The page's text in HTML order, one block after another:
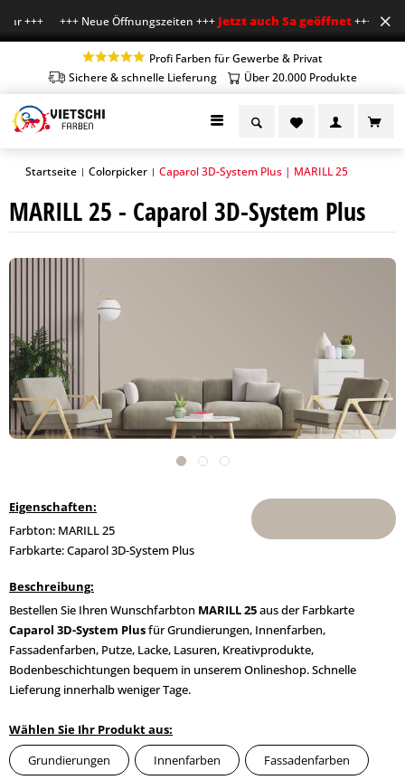
+++ +++ Neue Öffnungszeiten +++Jetzt auch Sa geöffnet+++ Mo-Fr 7-
Profi Farben für Gewerbe & Privat
Sichere & schnelle Lieferung
Über 20.000 Produkte
Startseite | Colorpicker | Caparol 3D-System Plus | MARILL 25
MARILL 25 - Caparol 3D-System Plus
Eigenschaften:
Farbton: MARILL 25
Farbkarte: Caparol 3D-System Plus
Beschreibung:
Bestellen Sie Ihren Wunschfarbton MARILL 25aus der Farbkarte
Caparol 3D-System Plusfür Grundierungen, Innenfarben,
Fassadenfarben, Putze, Lacke, Lasuren, Kreativprodukte,
Bodenbeschichtungen bequem in unserem Onlineshop. Schnelle
Lieferung innerhalb weniger Tage.
Wählen Sie Ihr Produkt aus:
Grundierungen
Innenfarben Fassadenfarben